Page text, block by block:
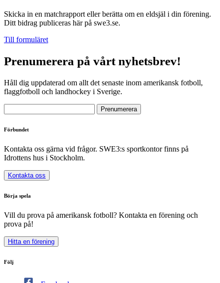
Skicka in en matchrapport eller berätta om en eldsjäl i din förening.
Ditt bidrag publiceras här på swe3.se.
Till formuläret
Prenumerera på vårt nyhetsbrev!
Håll dig uppdaterad om allt det senaste inom amerikansk fotboll,
flaggfotboll och landhockey i Sverige.
Förbundet
Kontakta oss gärna vid frågor. SWE3:s sportkontor finns på
Idrottens hus i Stockholm.
Kontakta oss
Börja spela
Vill du prova på amerikansk fotboll? Kontakta en förening och
prova på!
Hitta en förening
Följ